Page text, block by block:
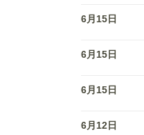
6月15日
6月15日
6月15日
6月12日